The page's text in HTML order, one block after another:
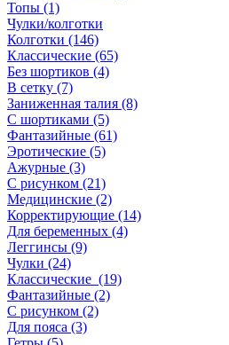
Топы (1)
Чулки/колготки
Колготки (146)
Классические (65)
Без шортиков (4)
В сетку (7)
Заниженная талия (8)
C шортиками (5)
Фантазийные (61)
Эротические (5)
Ажурные (3)
С рисунком (21)
Медицинские (2)
Корректирующие (14)
Для беременных (4)
Леггинсы (9)
Чулки (24)
Классические (19)
Фантазийные (2)
С рисунком (2)
Для пояса (3)